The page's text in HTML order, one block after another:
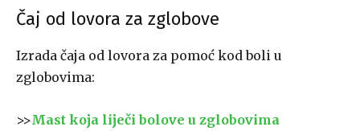
Čaj od lovora za zglobove
Izrada čaja od lovora za pomoć kod boli u
zglobovima:
>>Mast koja liječi bolove u zglobovima